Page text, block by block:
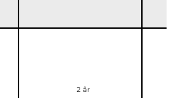
STANDARD
2 år